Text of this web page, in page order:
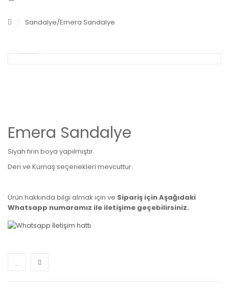
Sandalye/Emera Sandalye
Emera Sandalye
Siyah fırın boya yapılmıştır.
Deri ve Kumaş seçenekleri mevcuttur.
Ürün hakkında bilgi almak için ve Sipariş için Aşağıdaki
Whatsapp numaramız ile iletişime geçebilirsiniz.